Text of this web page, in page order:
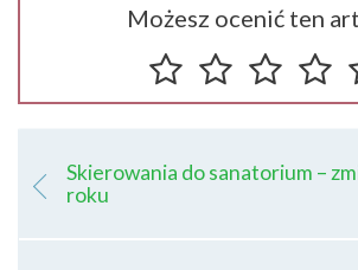
Możesz ocenić ten
Skierowania do sanatorium –
roku